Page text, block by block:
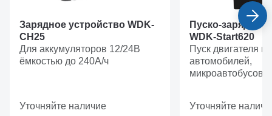
Зарядное устройство WDK-
CH25
Для аккумуляторов 12/24В
ёмкостью до 240А/ч
Уточняйте наличие
Пуско-зарядное
WDK-Start620
Пуск двигателя
автомобилей,
микроавтобусов,
Для
Уточняйте